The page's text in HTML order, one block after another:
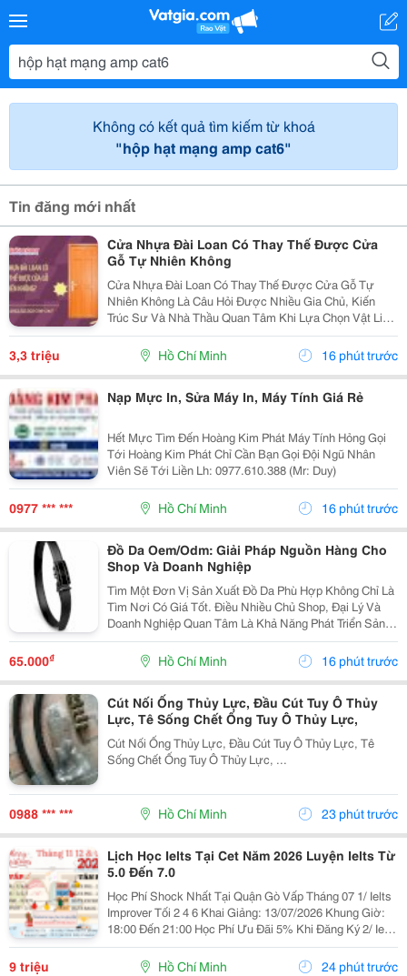
Không có kết quả tìm kiếm từ khoá
"hộp hạt mạng amp cat6"
Tin đăng mới nhất
Cửa Nhựa Đài Loan Có Thay Thế Được Cửa
Gỗ Tự Nhiên Không
Cửa Nhựa Đài Loan Có Thay Thế Được Cửa Gỗ Tự
Nhiên Không Là Câu Hỏi Được Nhiều Gia Chủ, Kiến
Trúc Sư Và Nhà Thầu Quan Tâm Khi Lựa Chọn Vật Liệu
Cửa Cho Các Công Trình Hiện Đại. Trong Bối Cảnh Giá
Gỗ Tự Nhiên Ngày Càng Cao, Khai Thác Gỗ Gây Áp
Lực Lên...
3,3 triệu Hồ Chí Minh 16 phút trước
Nạp Mực In, Sửa Máy In, Máy Tính Giá Rẻ
Hết Mực Tìm Đến Hoàng Kim Phát Máy Tính Hỏng Gọi
Tới Hoàng Kim Phát Chỉ Cần Bạn Gọi Đội Ngũ Nhân
Viên Sẽ Tới Liền Lh: 0977.610.388 (Mr: Duy)
0977 *** *** Hồ Chí Minh 16 phút trước
Đồ Da Oem/Odm: Giải Pháp Nguồn Hàng Cho
Shop Và Doanh Nghiệp
Tìm Một Đơn Vị Sản Xuất Đồ Da Phù Hợp Không Chỉ Là
Tìm Nơi Có Giá Tốt. Điều Nhiều Chủ Shop, Đại Lý Và
Doanh Nghiệp Quan Tâm Là Khả Năng Phát Triển Sản
Phẩm, Duy Trì Nguồn Hàng Ổn Định Và Hỗ Trợ Lâu Dài.
Khi Làm Việc Trực Tiếp Với Đơn Vị Sản Xuất,...
65.000₫ Hồ Chí Minh 16 phút trước
Cút Nối Ống Thủy Lực, Đầu Cút Tuy Ô Thủy
Lực, Tê Sống Chết Ống Tuy Ô Thủy Lực,
Cút Nối Ống Thủy Lực, Đầu Cút Tuy Ô Thủy Lực, Tê
Sống Chết Ống Tuy Ô Thủy Lực, ...
0988 *** *** Hồ Chí Minh 23 phút trước
Lịch Học Ielts Tại Cet Năm 2026 Luyện Ielts Từ
5.0 Đến 7.0
Học Phí Shock Nhất Tại Quận Gò Vấp Tháng 07 1/ Ielts
Improver Tối 2 4 6 Khai Giảng: 13/07/2026 Khung Giờ:
18:00 Đến 21:00 Học Phí Ưu Đãi 5% Khi Đăng Ký 2/ Ielts
Basic Tối 3 5 7 Khai Giảng: 07//07/2026 Khung Giờ:
18:00 Đến 21:00 ...
9 triệu Hồ Chí Minh 24 phút trước